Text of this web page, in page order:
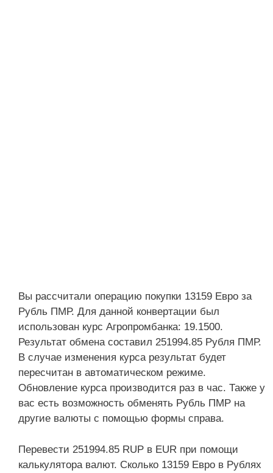
Вы рассчитали операцию покупки 13159 Евро за
Рубль ПМР. Для данной конвертации был
использован курс Агропромбанка: 19.1500.
Результат обмена составил 251994.85 Рубля ПМР.
В случае изменения курса результат будет
пересчитан в автоматическом режиме.
Обновление курса производится раз в час. Также у
вас есть возможность обменять Рубль ПМР на
другие валюты с помощью формы справа.
Перевести 251994.85 RUP в EUR при помощи
калькулятора валют. Сколько 13159 Евро в Рублях